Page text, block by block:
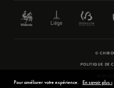
©
POLITIQUE DE
Pour améliorer votre expérience. En savoir plus ›